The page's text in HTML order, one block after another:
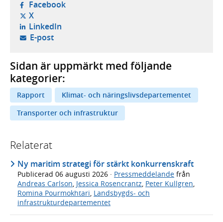
Facebook- öppnas i ny flik, extern webbplats,
X- öppnas i ny flik, extern webbplats,
LinkedIn- öppnas i ny flik, extern webbplats,
E-post- öppnar din e-postklient,
Sidan är uppmärkt med följande
kategorier:
Rapport
Klimat- och näringslivsdepartementet
Transporter och infrastruktur
Relaterat
Ny maritim strategi för stärkt konkurrenskraft
Publicerad 06 augusti 2026 · Pressmeddelande från
Andreas Carlson, Jessica Rosencrantz, Peter Kullgren,
Romina Pourmokhtari, Landsbygds- och
infrastrukturdepartementet